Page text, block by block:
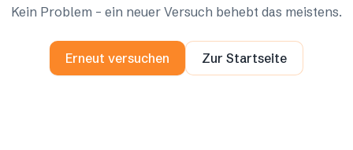
Kein Problem – ein neuer Versuch behebt das meistens.
Erneut versuchen Zur Startseite